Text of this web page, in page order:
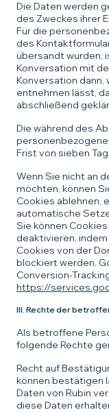
Die Daten werden
des Zweckes ihrer
Für die
des
übersandt wurden,
Konversation mit
Konversation dann,
entnehmen lässt,
abschließend
Die während des
Frist von sieben
Wenn Sie nicht an
möchten, können
Cookies ablehnen,
automatische
Sie können
deaktivieren,
Cookies von der
blockiert werden.
Conversion-
https://
III. Rechte der
Als betroffene
folgende Rechte
Recht auf
können bestätigen
Daten von Rubin
diese Daten